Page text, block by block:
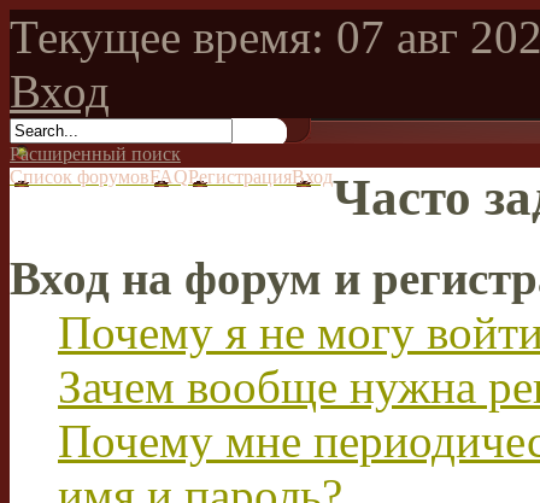
Текущее время: 07 авг
Вход
Расширенный поиск
Список форумовFAQРегистрацияВходЧасто
Вход на форум и
Почему я не могу
Зачем вообще нужна
Почему мне